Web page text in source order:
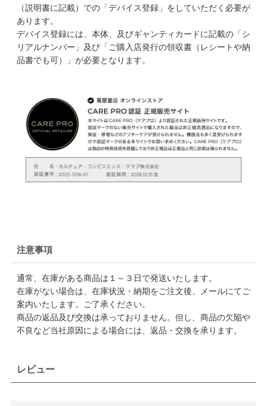
（説明書に記載）での「デバイス登録」をしていただく必要が
あります。
デバイス登録には、本体、及びギャンティカードに記載の「シ
リアルナンバー」及び「ご購入店発行の領収書（レシートや納
品書でも可）」が必要となります。
注意事項
通常、在庫がある商品は１～３日で発送いたします。
在庫がない場合は、在庫状況・納期をご注文後、メールにてご
案内いたします。ご了承ください。
商品の返品及び交換は承っておりません。但し、商品の欠陥や
不良など当社原因による場合には、返品・交換を承ります。
レビュー